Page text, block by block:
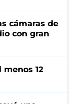
cámaras de
con gran
12